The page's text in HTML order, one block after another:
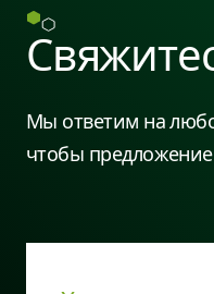
Мы ответим на
чтобы